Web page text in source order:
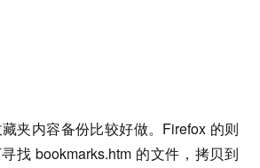
夹内容备份比较好做。Firefox 的则
找 bookmarks.htm 的文件，拷贝到